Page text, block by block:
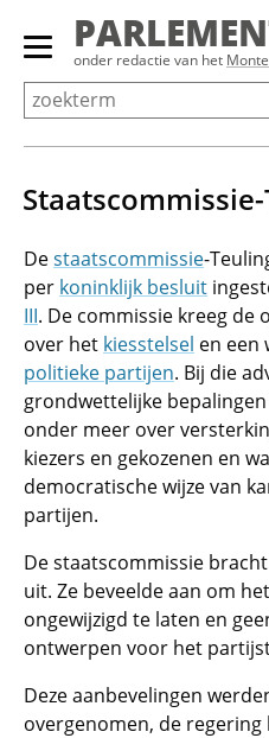
Overslaan
Primair
menu
tonen/verbergen
onder redactie van het
Destaatscommissie-
per koninklijk besluit
III. De commissie kreeg de
over het kiesstelsel en een
politieke partijen. Bij die
grondwettelijke
onder meer over
kiezers en gekozenen en
democratische wijze van
partijen.
De staatscommissie
uit. Ze beveelde aan om
ongewijzigd te laten en
ontwerpen voor het
Deze aanbevelingen
overgenomen, de